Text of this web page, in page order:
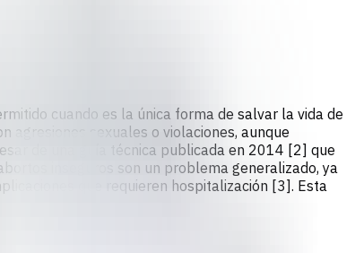
cuando es la única forma de salvar la vida de
agresiones sexuales o violaciones, aunque
de una guía técnica publicada en 2014 [2] que
inseguros son un problema generalizado, ya
que requieren hospitalización [3]. Esta